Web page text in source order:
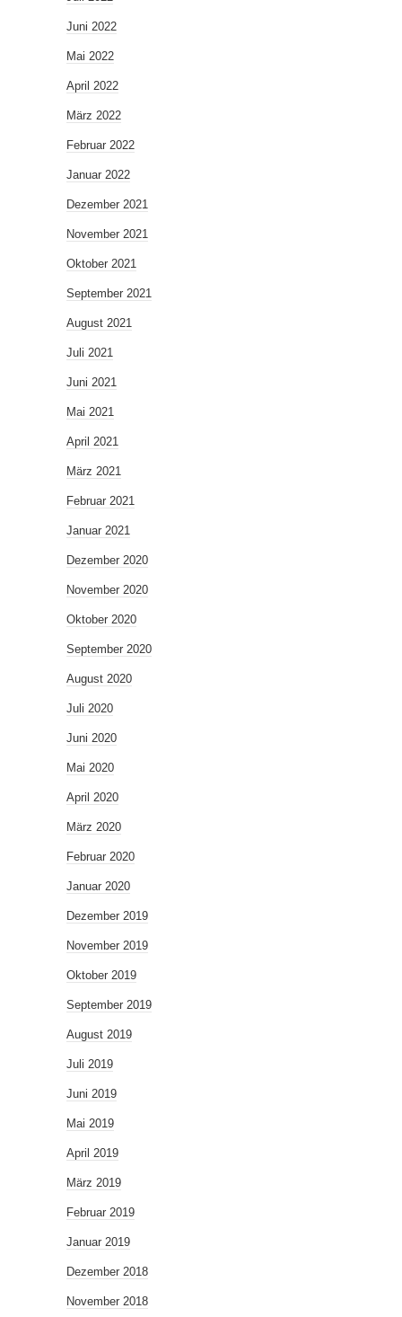
Juni 2022
Mai 2022
April 2022
März 2022
Februar 2022
Januar 2022
Dezember 2021
November 2021
Oktober 2021
September 2021
August 2021
Juli 2021
Juni 2021
Mai 2021
April 2021
März 2021
Februar 2021
Januar 2021
Dezember 2020
November 2020
Oktober 2020
September 2020
August 2020
Juli 2020
Juni 2020
Mai 2020
April 2020
März 2020
Februar 2020
Januar 2020
Dezember 2019
November 2019
Oktober 2019
September 2019
August 2019
Juli 2019
Juni 2019
Mai 2019
April 2019
März 2019
Februar 2019
Januar 2019
Dezember 2018
November 2018